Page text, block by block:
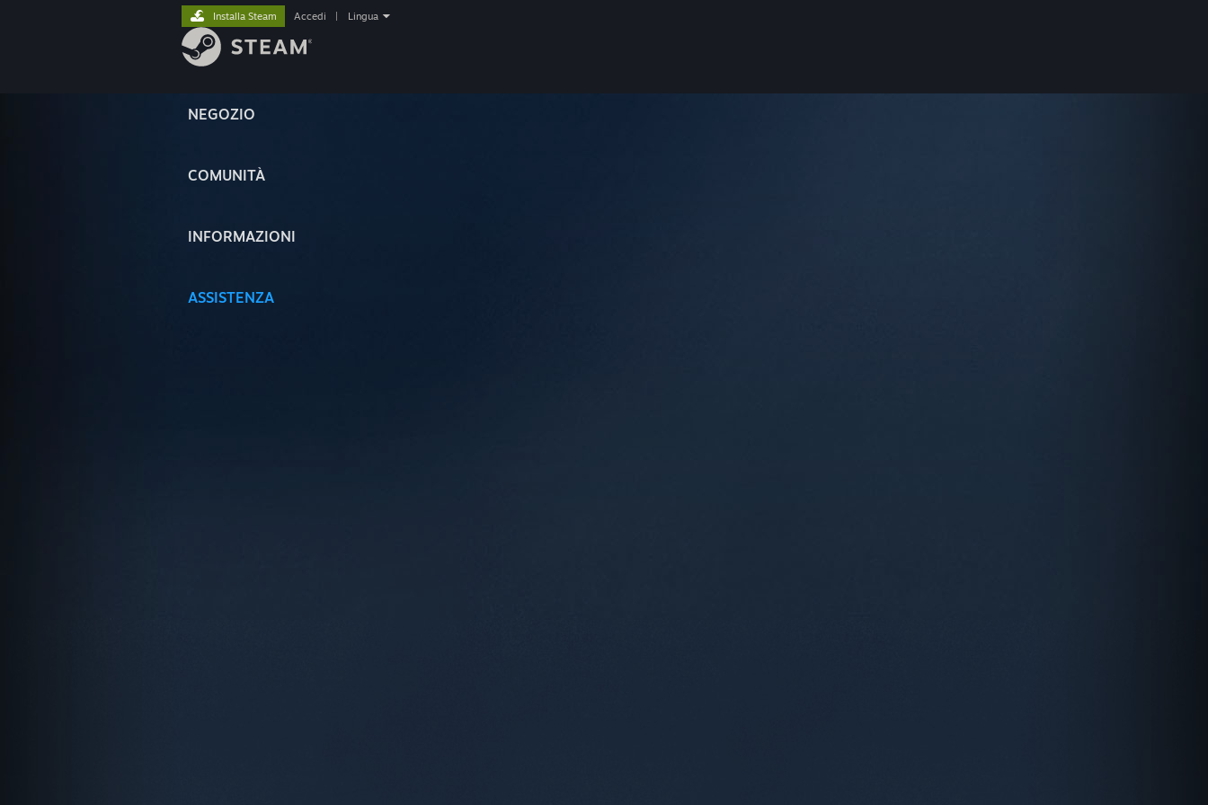
NEGOZIO
COMUNITÀ
INFORMAZIONI
ASSISTENZA
Installa Steam Accedi Lingua